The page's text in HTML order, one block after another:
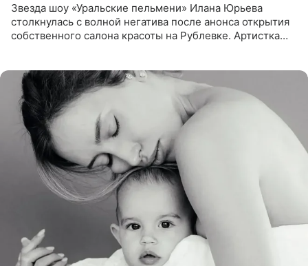
Звезда шоу «Уральские пельмени» Илана Юрьева
столкнулась с волной негатива после анонса открытия
собственного салона красоты на Рублевке. Артистка